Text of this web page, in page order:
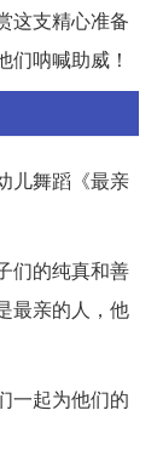
这支精心准备
呐喊助威！
儿舞蹈《最亲
们的纯真和善
最亲的人，他
一起为他们的